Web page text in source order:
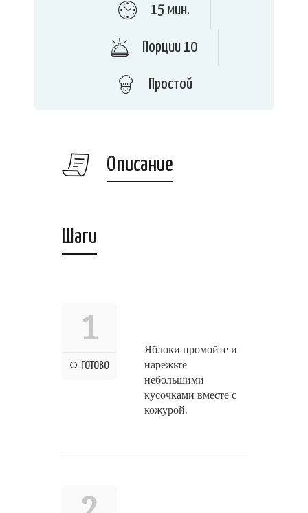
15 мин.
Порции 10
Простой
Описание
Шаги
1
ГОТОВО
Яблоки промойте и
нарежьте
небольшими
кусочками вместе с
кожурой.